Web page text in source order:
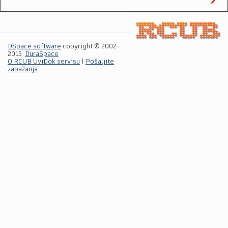
DSpace software copyright © 2002-
2015
DuraSpace
O RCUB UviDok servisu
Pošaljite
zapažanja